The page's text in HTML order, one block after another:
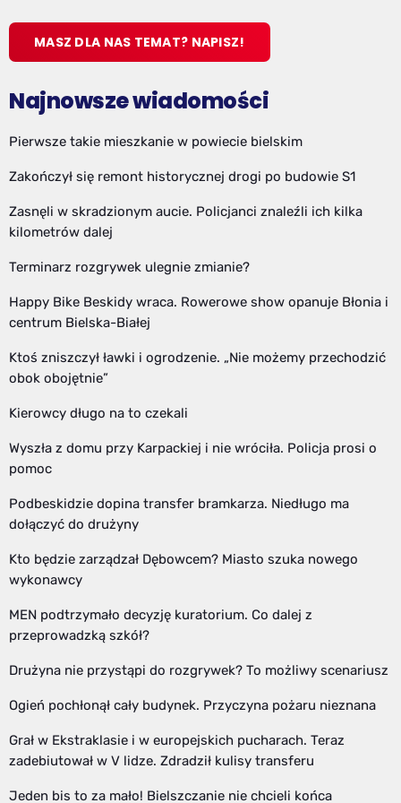
MASZ DLA NAS TEMAT? NAPISZ!
Najnowsze wiadomości
Pierwsze takie mieszkanie w powiecie bielskim
Zakończył się remont historycznej drogi po budowie S1
Zasnęli w skradzionym aucie. Policjanci znaleźli ich kilka
kilometrów dalej
Terminarz rozgrywek ulegnie zmianie?
Happy Bike Beskidy wraca. Rowerowe show opanuje Błonia i
centrum Bielska-Białej
Ktoś zniszczył ławki i ogrodzenie. „Nie możemy przechodzić
obok obojętnie”
Kierowcy długo na to czekali
Wyszła z domu przy Karpackiej i nie wróciła. Policja prosi o
pomoc
Podbeskidzie dopina transfer bramkarza. Niedługo ma
dołączyć do drużyny
Kto będzie zarządzał Dębowcem? Miasto szuka nowego
wykonawcy
MEN podtrzymało decyzję kuratorium. Co dalej z
przeprowadzką szkół?
Drużyna nie przystąpi do rozgrywek? To możliwy scenariusz
Ogień pochłonął cały budynek. Przyczyna pożaru nieznana
Grał w Ekstraklasie i w europejskich pucharach. Teraz
zadebiutował w V lidze. Zdradził kulisy transferu
Jeden bis to za mało! Bielszczanie nie chcieli końca